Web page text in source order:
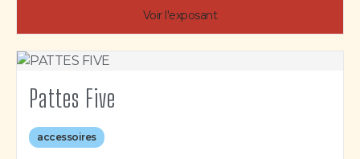
Voir l'exposant
Pattes Five
accessoires